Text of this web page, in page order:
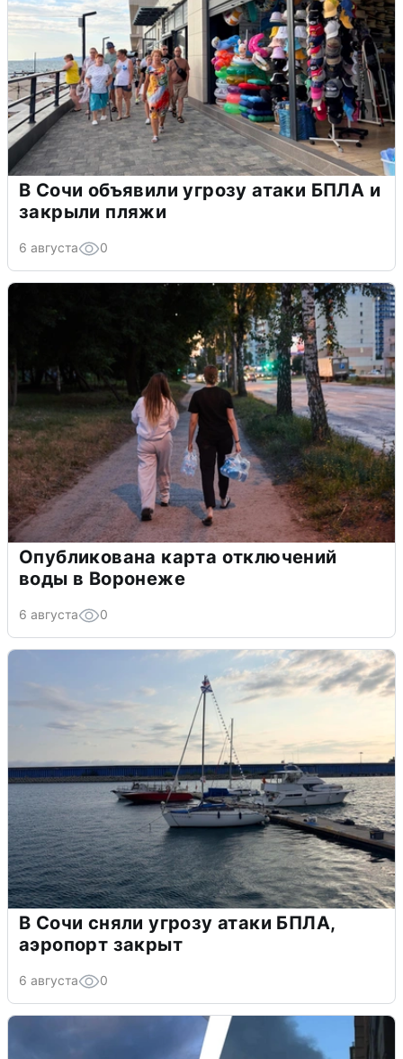
В Сочи объявили угрозу атаки БПЛА и
закрыли пляжи
6 августа 0
Опубликована карта отключений
воды в Воронеже
6 августа 0
В Сочи сняли угрозу атаки БПЛА,
аэропорт закрыт
6 августа 0